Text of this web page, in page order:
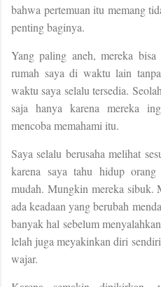
bahwa pertemuan itu memang
penting baginya.
Yang paling aneh, mereka
rumah saya di waktu lain
waktu saya selalu tersedia.
saja hanya karena mereka
mencoba memahami itu.
Saya selalu berusaha melihat
karena saya tahu hidup
mudah. Mungkin mereka sibuk.
ada keadaan yang berubah
banyak hal sebelum
lelah juga meyakinkan diri
wajar.